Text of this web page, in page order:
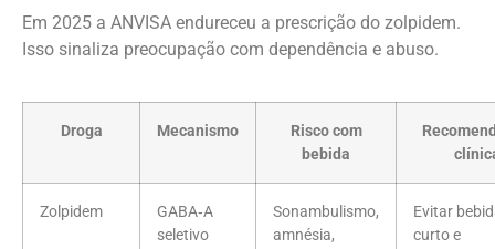
Em 2025 a ANVISA endureceu a prescrição do zolpidem.
Isso sinaliza preocupação com dependência e abuso.
Droga Mecanismo
Risco com
bebida
Zolpidem
GABA‑A
seletivo
Sonambulismo,
amnésia,
Evitar
curto e